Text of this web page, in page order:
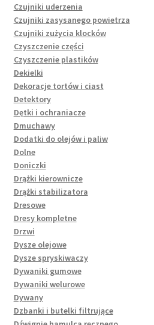
Czujniki uderzenia
Czujniki zasysanego powietrza
Czujniki zużycia klocków
Czyszczenie części
Czyszczenie plastików
Dekielki
Dekoracje tortów i ciast
Detektory
Dętki i ochraniacze
Dmuchawy
Dodatki do olejów i paliw
Dolne
Doniczki
Drążki kierownicze
Drążki stabilizatora
Dresowe
Dresy kompletne
Drzwi
Dysze olejowe
Dysze spryskiwaczy
Dywaniki gumowe
Dywaniki welurowe
Dywany
Dzbanki i butelki filtrujące